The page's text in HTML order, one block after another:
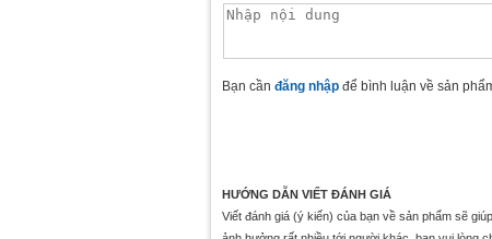
Bạn cần đăng nhập để bình luận về sản
HƯỚNG DẪN VIẾT ĐÁNH GIÁ
Viết đánh giá (ý kiến) của bạn về sản phẩm sẽ